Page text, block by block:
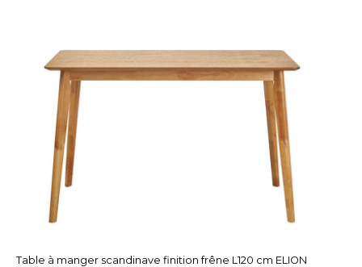
Table à manger scandinave finition frêne L120 cm ELION